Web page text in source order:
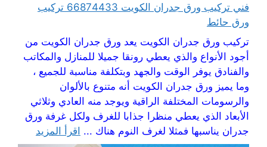
فني تركيب ورق جدران الكويت 66874433 تركيب
ورق حائط
تركيب ورق جدران الكويت يعد ورق جدران الكويت من
أجود الأنواع والذي يعطي رونقا جميلا للمنازل والمكاتب
والفنادق يوفر الوقت والجهد وبتكلفة مناسبة للجميع ،
وما يميز ورق جدران الكويت أنه متنوع بالألوان
والرسومات المختلفة الراقية ويوجد منه العادي وثلاثي
الأبعاد الذي يعطي منظرا جذابا للغرف ولكل غرفة ورق
جدران يناسبها فمثلا لغرف النوم هناك ... اقرأ المزيد